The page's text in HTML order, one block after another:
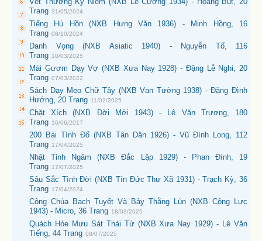
Trang 31/05/2024
Tiếng Hú Hồn (NXB Hưng Văn 1936) - Minh Hồng, 16
Trang 08/10/2024
Danh Vọng (NXB Asiatic 1940) - Nguyễn Tố, 116
Trang 10/03/2025
Mài Gươm Dạy Vợ (NXB Xưa Nay 1928) - Đặng Lễ Nghi, 20
Trang 07/03/2022
Sách Dạy Mẹo Chữ Tây (NXB Vạn Tường 1938) - Đặng Đình
Hướng, 20 Trang 11/02/2025
Chặt Xích (NXB Đời Mới 1943) - Lê Văn Trương, 180
Trang 16/06/2017
200 Bài Tính Đố (NXB Tân Dân 1926) - Vũ Đình Long, 112
Trang 17/04/2025
Nhật Tỉnh Ngâm (NXB Đắc Lập 1929) - Phan Đình, 19
Trang 17/07/2025
Sâu Sắc Tình Đời (NXB Tín Đức Thư Xã 1931) - Trạch Kỳ, 36
Trang 17/04/2024
Công Chúa Bạch Tuyết Và Bảy Thằng Lùn (NXB Cộng Lực
1943) - Micro, 36 Trang 18/03/2025
Quách Hòe Mưu Sát Thái Tử (NXB Xưa Nay 1929) - Lê Văn
Tiếng, 44 Trang 08/07/2025